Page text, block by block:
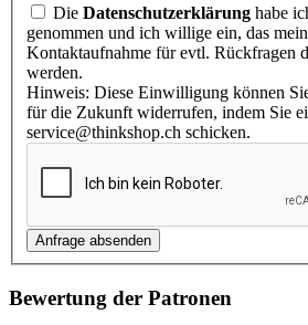
Die Datenschutzerklärung habe
genommen und ich willige ein, das
Kontaktaufnahme für evtl. Rückfragen
werden.
Hinweis: Diese Einwilligung können
für die Zukunft widerrufen, indem Sie
service@thinkshop.ch schicken.
Bewertung der Patronen